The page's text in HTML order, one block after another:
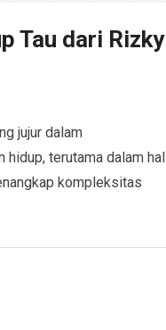
Tau dari Rizky
jujur dalam
hidup, terutama dalam hal
kompleksitas